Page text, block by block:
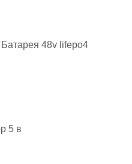
Батарея 48v lifepo4
5 в